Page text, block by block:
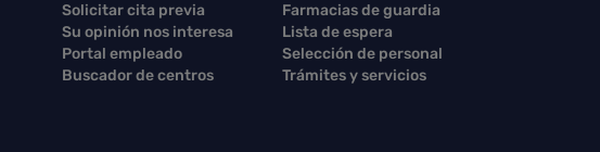
Solicitar cita previa
Farmacias de guardia
Su opinión nos interesa
Lista de espera
Portal empleado
Selección de personal
Buscador de centros Trámites y servicios